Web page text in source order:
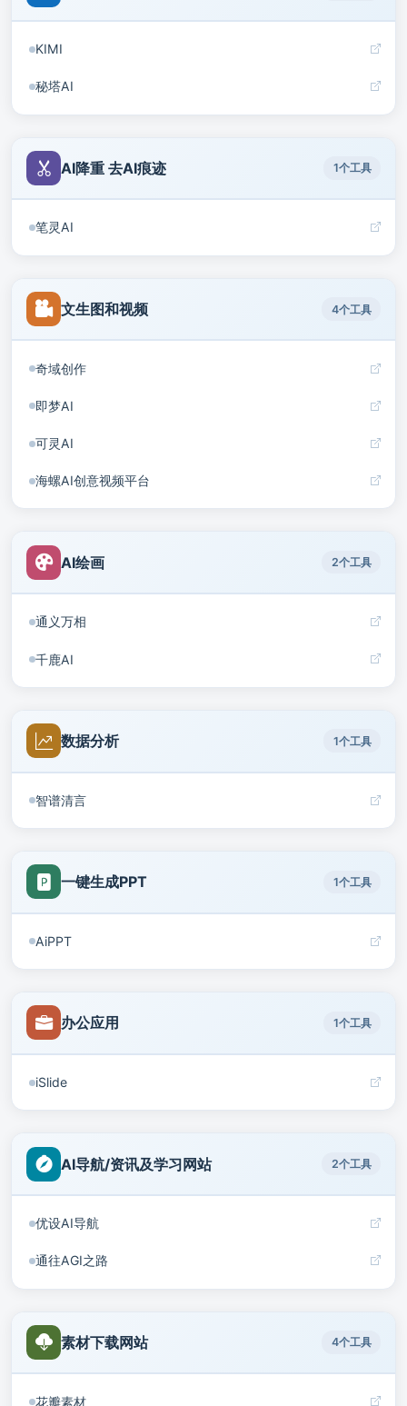
KIMI
秘塔AI
AI降重 去AI痕迹 1个工具
笔灵AI
文生图和视频 4个工具
奇域创作
即梦AI
可灵AI
海螺AI创意视频平台
AI绘画 2个工具
通义万相
千鹿AI
数据分析 1个工具
智谱清言
一键生成PPT 1个工具
AiPPT
办公应用 1个工具
iSlide
AI导航/资讯及学习网站 2个工具
优设AI导航
通往AGI之路
素材下载网站 4个工具
花瓣素材